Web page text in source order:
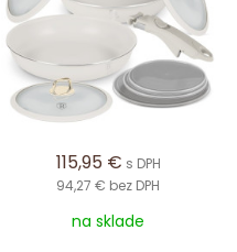
115,95 € s DPH
94,27 € bez DPH
na sklade